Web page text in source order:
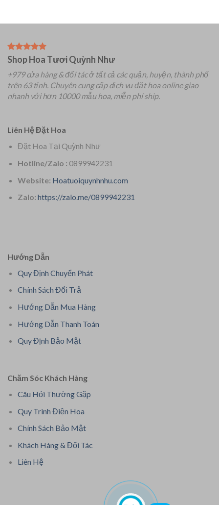
Shop Hoa Tươi Quỳnh Như
+979 cửa hàng & đối tác ở tất cả các quận, huyện, thành phố
trên 63 tỉnh. Chuyên cung cấp dịch vụ đặt hoa online giao
nhanh với hơn 10000 mẫu hoa, miễn phí ship.
Liên Hệ Đặt Hoa
Đặt Hoa Tại Quỳnh Như
Hotline/Zalo : 0899942231
Website: Hoatuoiquynhnhu.com
Zalo: https://zalo.me/0899942231
Hướng Dẫn
Quy Định Chuyển Phát
Chính Sách Đổi Trả
Hướng Dẫn Mua Hàng
Hướng Dẫn Thanh Toán
Quy Định Bảo Mật
Chăm Sóc Khách Hàng
Câu Hỏi Thường Gặp
Quy Trình Điện Hoa
Chính Sách Bảo Mật
Khách Hàng & Đối Tác
Liên Hệ